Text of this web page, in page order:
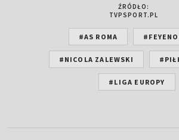
ŹRÓDŁO:
TVPSPORT.PL
#AS ROMA
#NICOLA ZALEWSKI
#LIGA EUROPY